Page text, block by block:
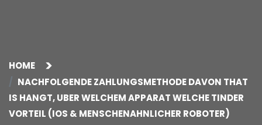
HOME
NACHFOLGENDE ZAHLUNGSMETHODE DAVON THAT
IS HANGT, UBER WELCHEM APPARAT WELCHE TINDER
VORTEIL (IOS & MENSCHENAHNLICHER ROBOTER)